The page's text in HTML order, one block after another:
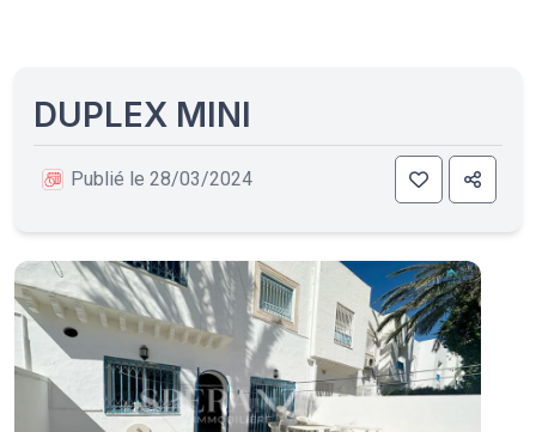
DUPLEX MINI
Publié le 28/03/2024